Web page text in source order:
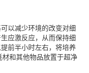
以减少环境的改变对细
应激反应，从而保持细
前半小时左右，将培养
和其他物品放置于超净